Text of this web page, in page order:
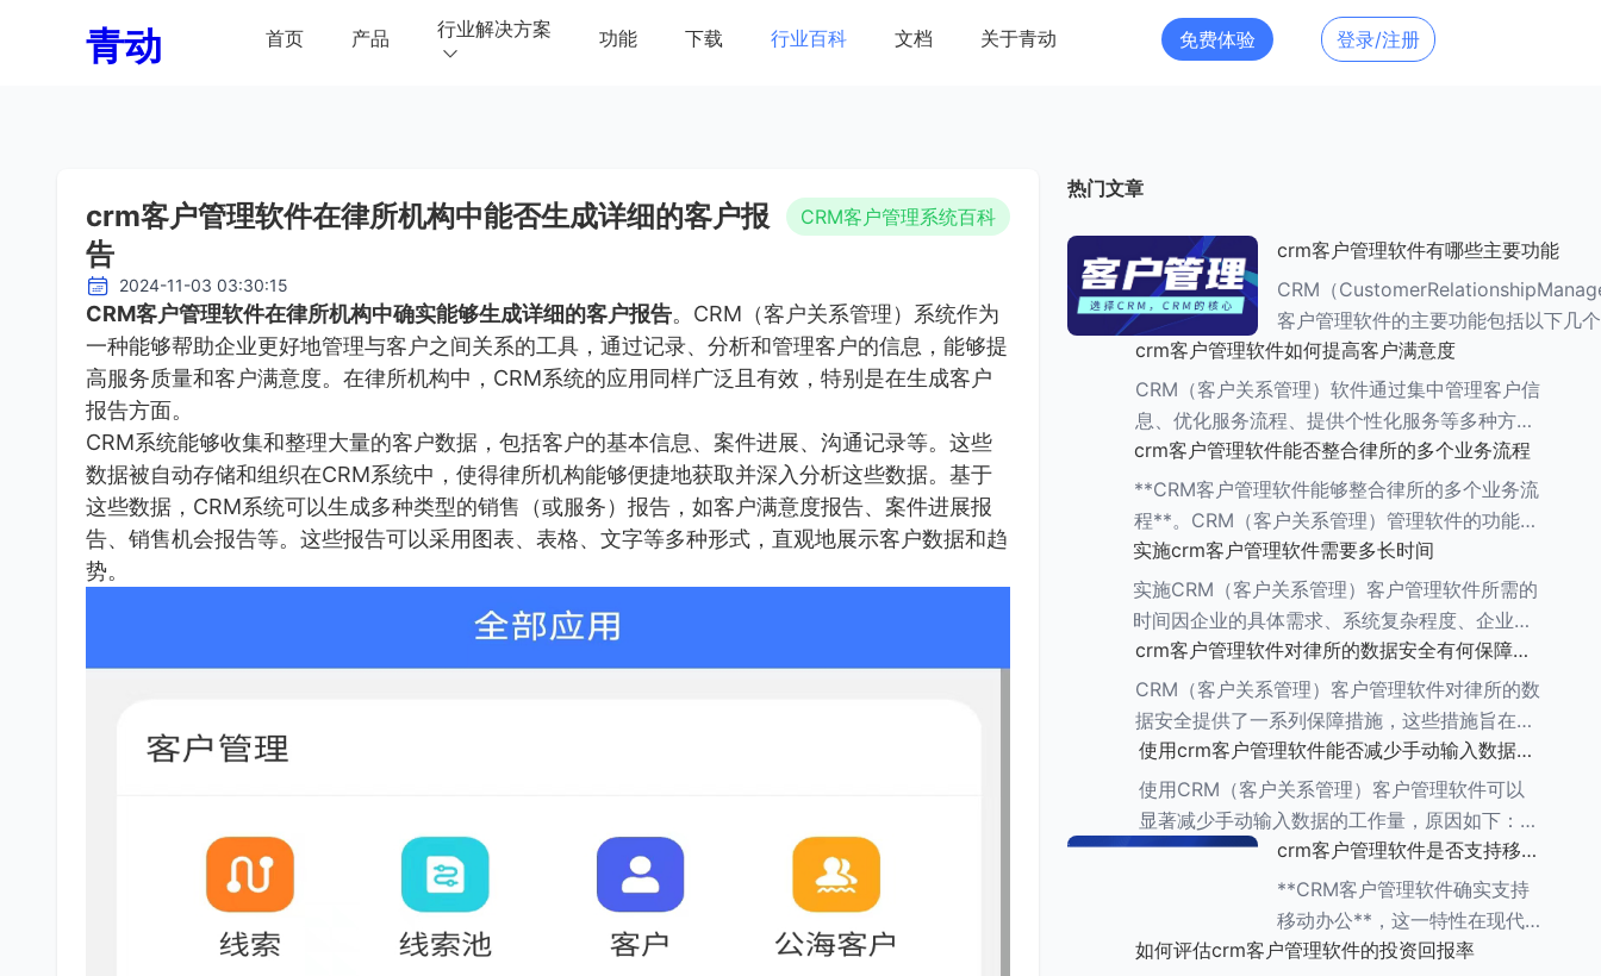
青动 首页 产品 行业解决方案 功能 下载 行业百科 文档 关于青动 免费体验 登录/注册
crm客户管理软件在律所机构中能否生成详细的客户报
告
CRM客户管理系统百科
2024-11-03 03:30:15
CRM客户管理软件在律所机构中确实能够生成详细的客户报告。CRM（客户关系管理）系统作为
一种能够帮助企业更好地管理与客户之间关系的工具，通过记录、分析和管理客户的信息，能够提
高服务质量和客户满意度。在律所机构中，CRM系统的应用同样广泛且有效，特别是在生成客户
报告方面。
CRM系统能够收集和整理大量的客户数据，包括客户的基本信息、案件进展、沟通记录等。这些
数据被自动存储和组织在CRM系统中，使得律所机构能够便捷地获取并深入分析这些数据。基于
这些数据，CRM系统可以生成多种类型的销售（或服务）报告，如客户满意度报告、案件进展报
告、销售机会报告等。这些报告可以采用图表、表格、文字等多种形式，直观地展示客户数据和趋
势。
热门文章
crm客户管理软件有哪些主要功能
CRM（
客户管理软件的主要功能包括以下几
###一、客户信息管理 CRM系统的核心功能是
客户信息管理
crm客户管理软件如何提高客户满意度
CRM（客户关系管理）软件通过集中管理客户信
息、优化服务流程、提供个性化服务等多种方
式，能够有效提高客户满意度。以下是一些具体
的方法： ###一、集中管理客户信息 CRM软件
crm客户管理软件能否整合律所的多个业务流程
**CRM客户管理软件能够整合律所的多个业务流
程**。CRM（客户关系管理）管理软件的功能多
种多样，旨在帮助企业有效管理与客户之间的互
动，增强客户满意度，提升销售业绩。以下是对
CR
实施crm客户管理软件需要多长时间
实施CRM（客户关系管理）客户管理软件所需的
时间因企业的具体需求、系统复杂程度、企业规
模以及资源分配情况而异。一般来说，整个实施
周期可以分为多个阶段，每个阶段所需的时间也
有所不同。
crm客户管理软件对律所的数据安全有何保障措
施
CRM（客户关系管理）客户管理软件对律所的数
据安全提供了一系列保障措施，这些措施旨在确
保客户信息的机密性、完整性和可用性。以下是
一些关键的保障措施： ###数据加密与存储安全
使用crm客户管理软件能否减少手动输入数据的
工作量
使用CRM（客户关系管理）客户管理软件可以
显著减少手动输入数据的工作量，原因如下：
1.**自动化数据收集**： -CRM系统通常具有自
动化数据捕获功能，能够从多个来源
crm客户管理软件是否支持移动
办公
**CRM客户管理软件确实支持
移动办公**，这一特性在现代企
业管理中具有重要意义。以下是
如何评估crm客户管理软件的投资回报率